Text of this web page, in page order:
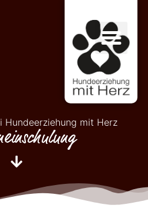
Hundeerziehung mit Herz